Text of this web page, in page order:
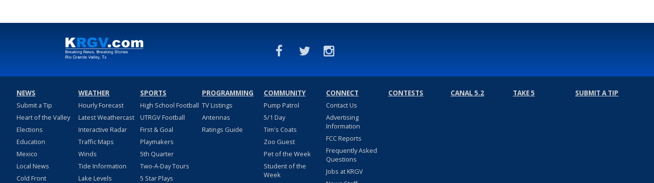
NEWS
Submit a Tip
Heart of the Valley
Elections
Education
Mexico
Local News
Cold Front
WEATHER
Hourly Forecast
Latest Weathercast
Interactive Radar
Traffic Maps
Winds
Tide Information
Lake Levels
SPORTS
High School Football
UTRGV Football
First & Goal
Playmakers
5th Quarter
Two-A-Day Tours
5 Star Plays
PROGRAMMING
TV Listings
Antennas
Ratings Guide
COMMUNITY
Pump Patrol
5/1 Day
Tim's Coats
Zoo Guest
Pet of the Week
Student of the
Week
CONNECT
Contact Us
Advertising
Information
FCC Reports
Frequently Asked
Questions
Jobs at KRGV
CONTESTS CANAL 5.2 TAKE 5 SUBMIT A TIP